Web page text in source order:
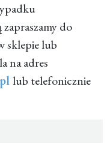
do
sklepie lub
na adres
lub telefonicznie